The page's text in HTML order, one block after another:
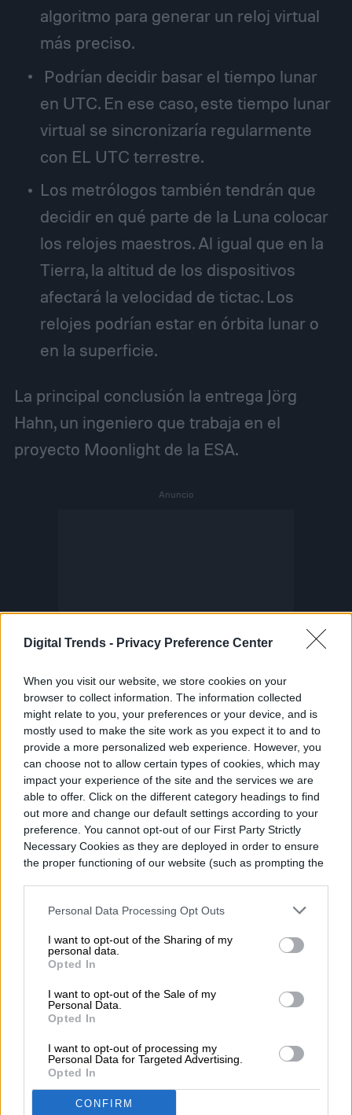
Digital Trends - Privacy Preference Center
When you visit our website, we store cookies on your
browser to collect information. The information collected
might relate to you, your preferences or your device, and is
mostly used to make the site work as you expect it to and to
provide a more personalized web experience. However, you
can choose not to allow certain types of cookies, which may
impact your experience of the site and the services we are
able to offer. Click on the different category headings to find
out more and change our default settings according to your
preference. You cannot opt-out of our First Party Strictly
Necessary Cookies as they are deployed in order to ensure
the proper functioning of our website (such as prompting the
Personal Data Processing Opt Outs
I want to opt-out of the Sharing of my
personal data.
Opted In
I want to opt-out of the Sale of my
Personal Data.
Opted In
I want to opt-out of processing my
Personal Data for Targeted Advertising.
Opted In
CONFIRM
algoritmo para generar un reloj virtual
más preciso.
Podrían decidir basar el tiempo lunar
en UTC. En ese caso, este tiempo lunar
virtual se sincronizaría regularmente
con EL UTC terrestre.
Los metrólogos también tendrán que
decidir en qué parte de la Luna colocar
los relojes maestros. Al igual que en la
Tierra, la altitud de los dispositivos
afectará la velocidad de tictac. Los
relojes podrían estar en órbita lunar o
en la superficie.
La principal conclusión la entrega Jörg
Hahn, un ingeniero que trabaja en el
proyecto Moonlight de la ESA.
«Las misiones lunares también
necesitarán un tiempo lunar oficial para
cooperar y comunicarse», dice Hahn. «Todo